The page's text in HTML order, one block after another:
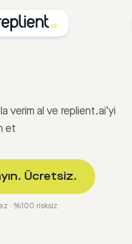
verim al ve replient.ai’yi
et
Ücretsiz.
· %100 risksiz